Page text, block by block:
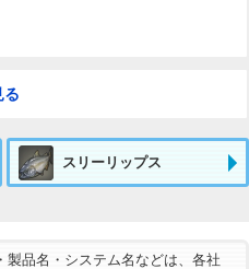
る
スリーリップス
品名・システム名などは、各社